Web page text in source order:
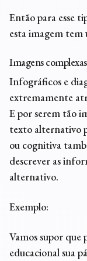
Então para esse
esta imagem
Imagens complexas
Infográficos e
extremamente
E por serem tão
texto alternativo
ou cognitiva
descrever as
alternativo.
Exemplo:
Vamos supor que
educacional sua